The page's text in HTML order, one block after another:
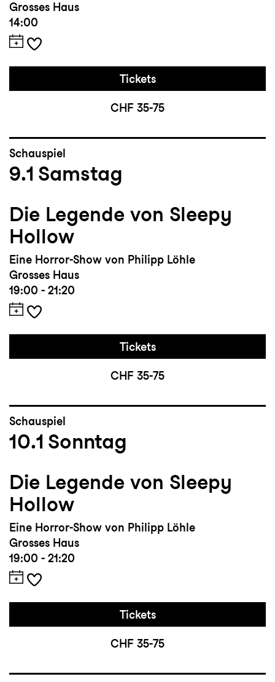
Grosses Haus
14:00
Tickets
CHF 35-75
Schauspiel
9.1 Samstag
Die Legende von Sleepy
Hollow
Eine Horror-Show von Philipp Löhle
Grosses Haus
19:00 - 21:20
Tickets
CHF 35-75
Schauspiel
10.1 Sonntag
Die Legende von Sleepy
Hollow
Eine Horror-Show von Philipp Löhle
Grosses Haus
19:00 - 21:20
Tickets
CHF 35-75